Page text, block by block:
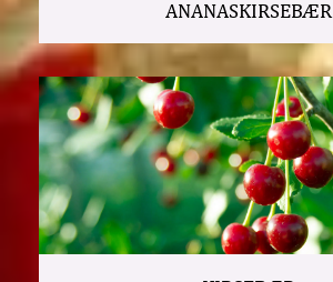
ANANASKIRSEBÆR